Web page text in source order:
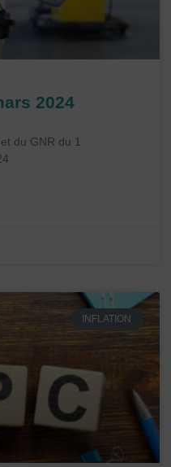
2024
du GNR du 1
INFLATION